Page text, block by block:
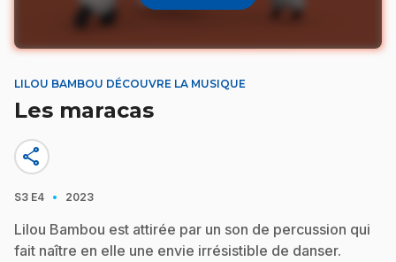
LILOU BAMBOU DÉCOUVRE LA MUSIQUE
Les maracas
share
S3 E4 · 2023
Lilou Bambou est attirée par un son de percussion qui
fait naître en elle une envie irrésistible de danser.